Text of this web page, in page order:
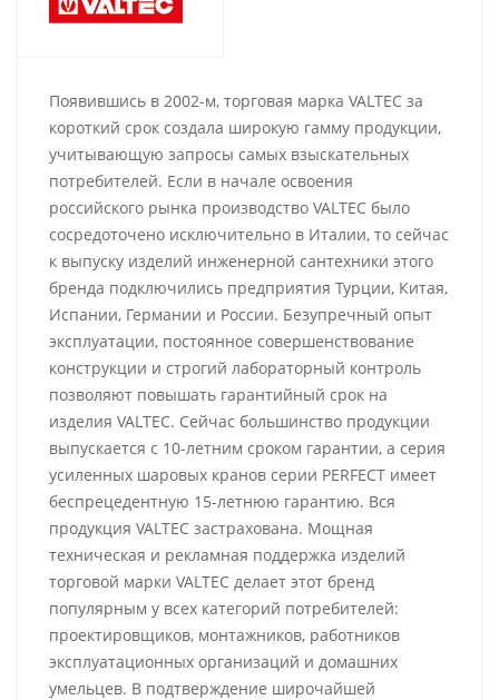
Появившись в 2002-м, торговая марка VALTEC за
короткий срок создала широкую гамму продукции,
учитывающую запросы самых взыскательных
потребителей. Если в начале освоения
российского рынка производство VALTEC было
сосредоточено исключительно в Италии, то сейчас
к выпуску изделий инженерной сантехники этого
бренда подключились предприятия Турции, Китая,
Испании, Германии и России. Безупречный опыт
эксплуатации, постоянное совершенствование
конструкции и строгий лабораторный контроль
позволяют повышать гарантийный срок на
изделия VALTEC. Сейчас большинство продукции
выпускается с 10-летним сроком гарантии, а серия
усиленных шаровых кранов серии PERFECT имеет
беспрецедентную 15-летнюю гарантию. Вся
продукция VALTEC застрахована. Мощная
техническая и рекламная поддержка изделий
торговой марки VALTEC делает этот бренд
популярным у всех категорий потребителей:
проектировщиков, монтажников, работников
эксплуатационных организаций и домашних
умельцев. В подтверждение широчайшей